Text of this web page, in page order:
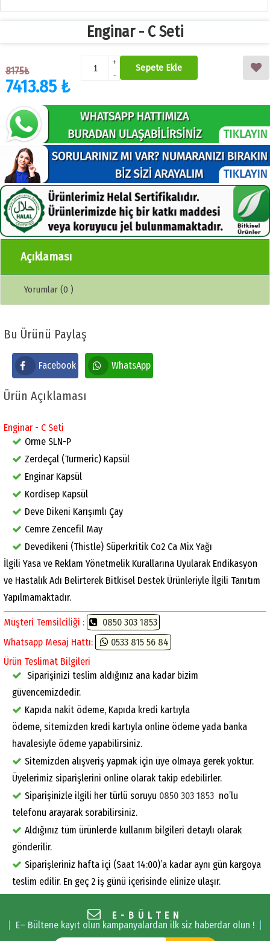
Enginar - C Seti
8175₺
7413.85 ₺
+
-
Sepete Ekle
Açıklaması
Yorumlar (0 )
Bu Ürünü Paylaş
Facebook WhatsApp
Ürün Açıklaması
Enginar - C Seti
Orme SLN-P
Zerdeçal (Turmeric) Kapsül
Enginar Kapsül
Kordisep Kapsül
Deve Dikeni Karışımlı Çay
Cemre Zencefil May
Devedikeni (Thistle) Süperkritik Co2 Ca Mix Yağı
İlgili Yasa ve Reklam Yönetmelik Kurallarına Uyularak Endikasyon
ve Hastalık Adı Belirterek Bitkisel Destek Ürünleriyle İlgili Tanıtım
Yapılmamaktadır.
Müşteri Temsilciliği :
0850 303 1853
Whatsapp Mesaj Hattı:
0533 815 56 84
Ürün Teslimat Bilgileri
Siparişinizi teslim aldığınız ana kadar bizim
güvencemizdedir.
Kapıda nakit ödeme, Kapıda kredi kartıyla
ödeme, sitemizden kredi kartıyla online ödeme yada banka
havalesiyle ödeme yapabilirsiniz.
Sitemizden alışveriş yapmak için üye olmaya gerek yoktur.
Üyelerimiz siparişlerini online olarak takip edebilirler.
Siparişinizle ilgili her türlü soruyu 0850 303 1853 no’lu
telefonu arayarak sorabilirsiniz.
Aldığınız tüm ürünlerde kullanım bilgileri detaylı olarak
gönderilir.
Siparişleriniz hafta içi (Saat 14:00)’a kadar aynı gün kargoya
teslim edilir. En geç 2 iş günü içerisinde elinize ulaşır.
E-BÜLTEN
E– Bültene kayıt olun kampanyalardan ilk siz haberdar olun !